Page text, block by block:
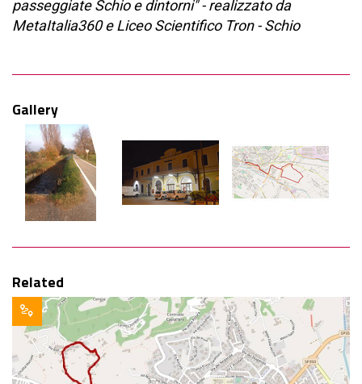
passeggiate Schio e dintorni" - realizzato da
MetaItalia360 e Liceo Scientifico Tron - Schio
Gallery
Related